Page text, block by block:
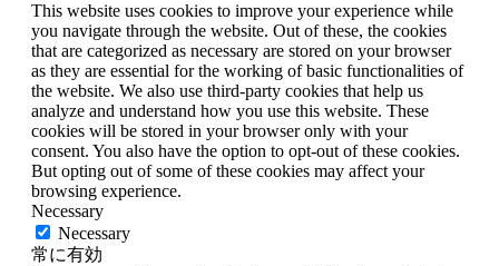
This website uses cookies to improve your experience while
you navigate through the website. Out of these, the cookies
that are categorized as necessary are stored on your browser
as they are essential for the working of basic functionalities of
the website. We also use third-party cookies that help us
analyze and understand how you use this website. These
cookies will be stored in your browser only with your
consent. You also have the option to opt-out of these cookies.
But opting out of some of these cookies may affect your
browsing experience.
Necessary
Necessary
常に有効